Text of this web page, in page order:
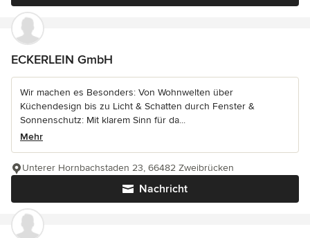
ECKERLEIN GmbH
Wir machen es Besonders: Von Wohnwelten über
Küchendesign bis zu Licht & Schatten durch Fenster &
Sonnenschutz: Mit klarem Sinn für da...
Mehr
Nachricht
Unterer Hornbachstaden 23, 66482 Zweibrücken